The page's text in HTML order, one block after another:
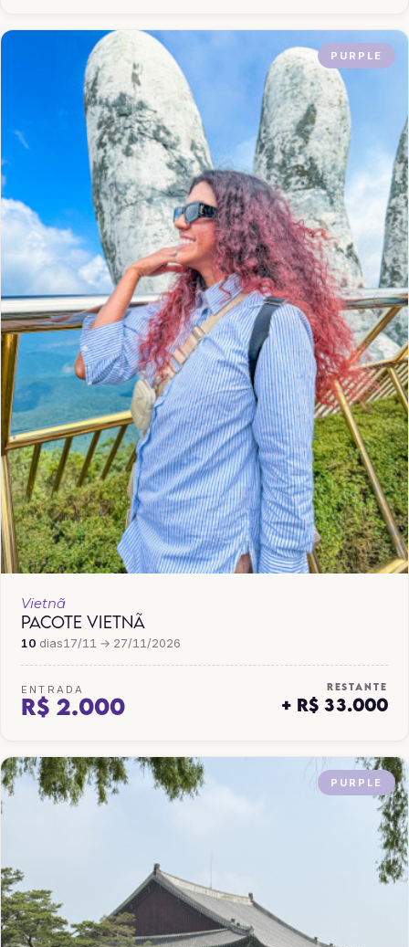
PURPLE
Vietnã
PACOTE VIETNÃ
10 dias17/11 → 27/11/2026
ENTRADA
R$ 2.000
RESTANTE
+ R$ 33.000
PURPLE